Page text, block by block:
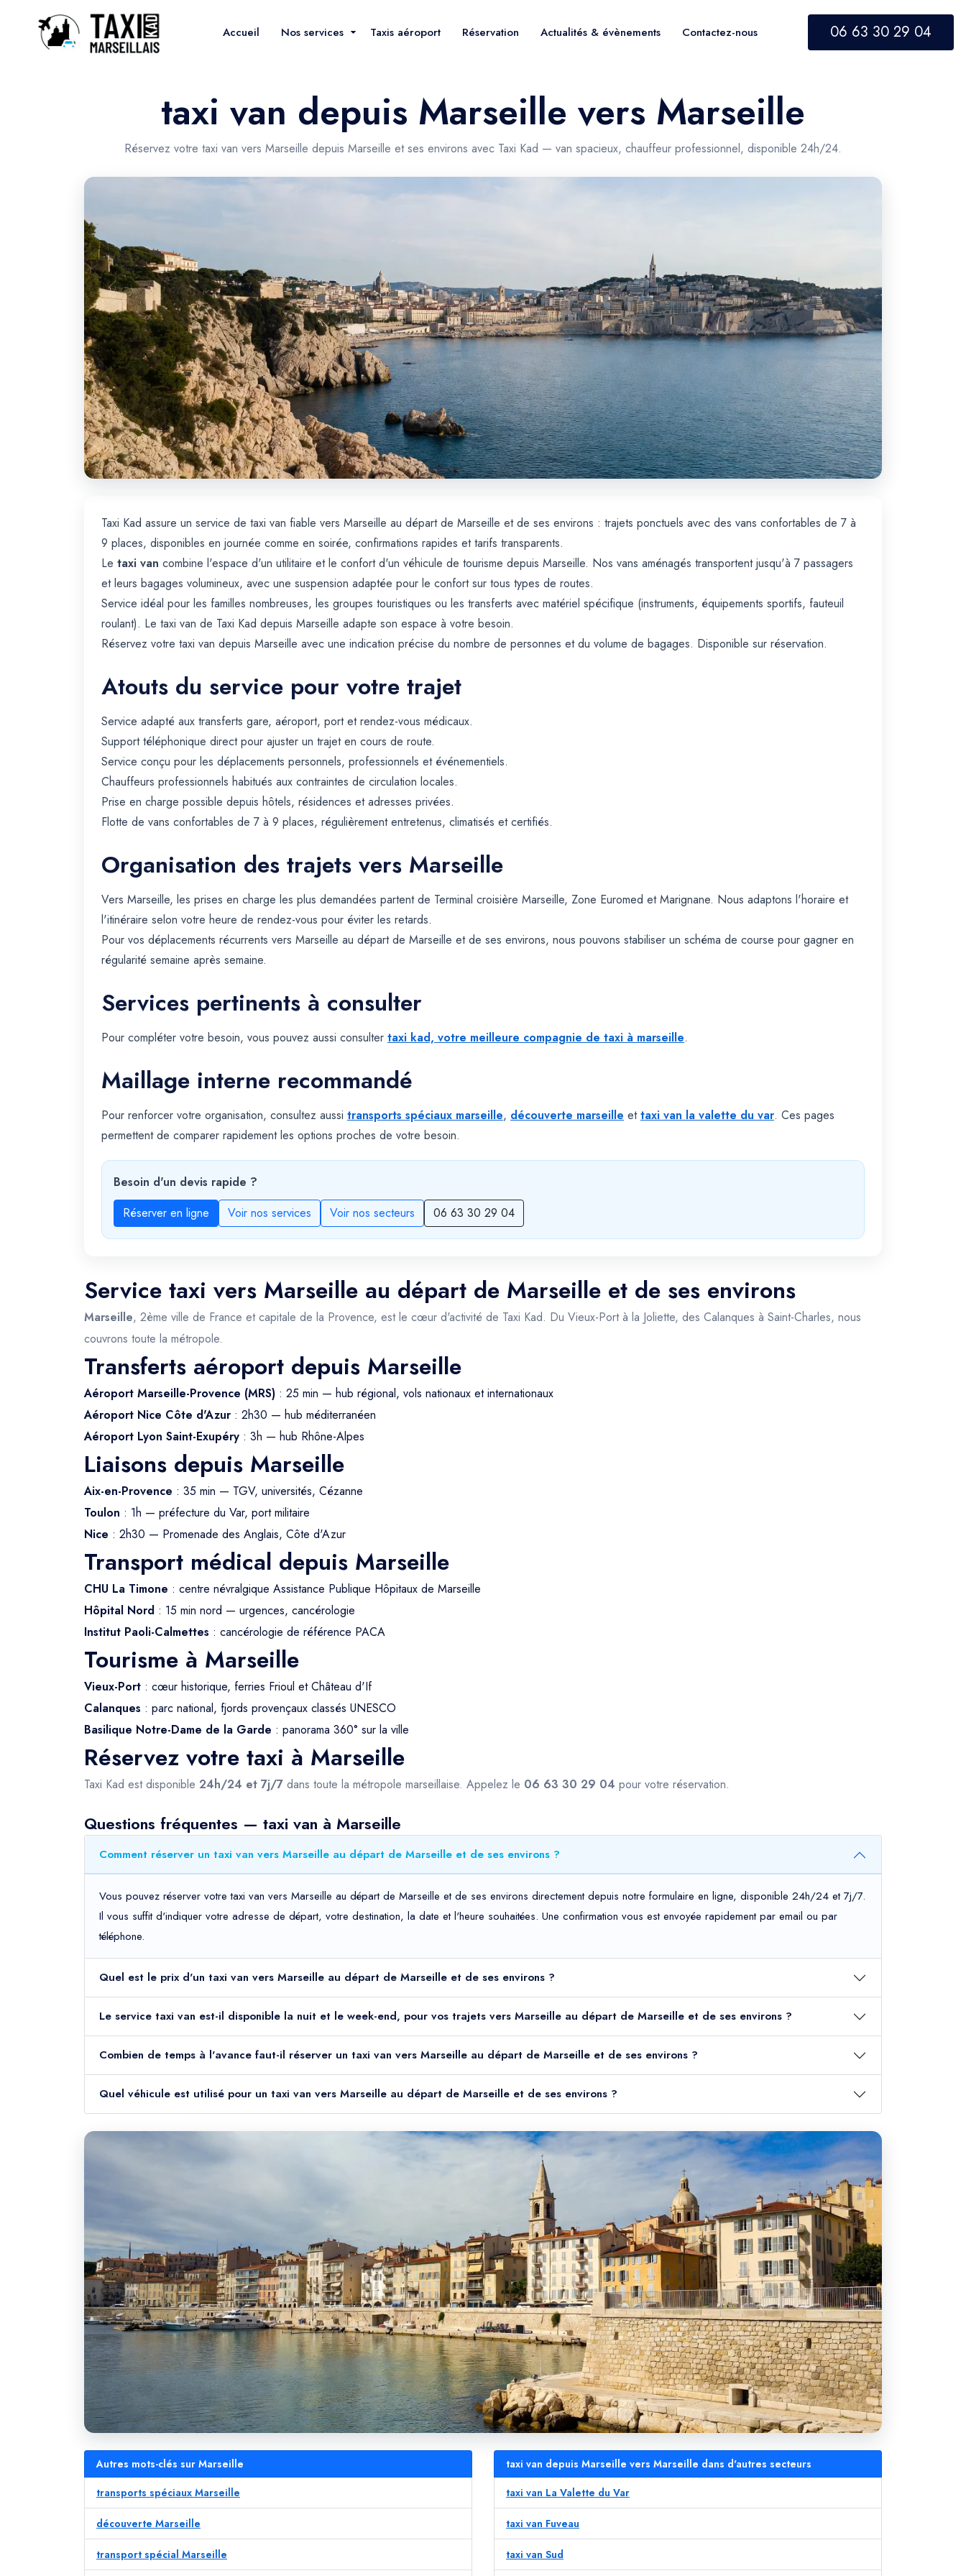
Accueil Nos services Taxis aéroport Réservation Actualités & évènements Contactez-nous 06 63 30 29 04
taxi van depuis Marseille vers Marseille
Réservez votre taxi van vers Marseille depuis Marseille et ses environs avec Taxi Kad — van spacieux, chauffeur professionnel, disponible 24h/24.
Taxi Kad assure un service de taxi van fiable vers Marseille au départ de Marseille et de ses environs : trajets ponctuels avec des vans confortables de 7 à
9 places, disponibles en journée comme en soirée, confirmations rapides et tarifs transparents.
Le taxi van combine l'espace d'un utilitaire et le confort d'un véhicule de tourisme depuis Marseille. Nos vans aménagés transportent jusqu'à 7 passagers
et leurs bagages volumineux, avec une suspension adaptée pour le confort sur tous types de routes.
Service idéal pour les familles nombreuses, les groupes touristiques ou les transferts avec matériel spécifique (instruments, équipements sportifs, fauteuil
roulant). Le taxi van de Taxi Kad depuis Marseille adapte son espace à votre besoin.
Réservez votre taxi van depuis Marseille avec une indication précise du nombre de personnes et du volume de bagages. Disponible sur réservation.
Atouts du service pour votre trajet
Service adapté aux transferts gare, aéroport, port et rendez-vous médicaux.
Support téléphonique direct pour ajuster un trajet en cours de route.
Service conçu pour les déplacements personnels, professionnels et événementiels.
Chauffeurs professionnels habitués aux contraintes de circulation locales.
Prise en charge possible depuis hôtels, résidences et adresses privées.
Flotte de vans confortables de 7 à 9 places, régulièrement entretenus, climatisés et certifiés.
Organisation des trajets vers Marseille
Vers Marseille, les prises en charge les plus demandées partent de Terminal croisière Marseille, Zone Euromed et Marignane. Nous adaptons l'horaire et
l'itinéraire selon votre heure de rendez-vous pour éviter les retards.
Pour vos déplacements récurrents vers Marseille au départ de Marseille et de ses environs, nous pouvons stabiliser un schéma de course pour gagner en
régularité semaine après semaine.
Services pertinents à consulter
Pour compléter votre besoin, vous pouvez aussi consulter taxi kad, votre meilleure compagnie de taxi à marseille.
Maillage interne recommandé
Pour renforcer votre organisation, consultez aussi transports spéciaux marseille, découverte marseille ettaxi van la valette du var. Ces pages
permettent de comparer rapidement les options proches de votre besoin.
Besoin d'un devis rapide ?
Réserver en ligne
Voir nos services Voir nos secteurs 06 63 30 29 04
Service taxi vers Marseille au départ de Marseille et de ses environs
Marseille, 2ème ville de France et capitale de la Provence, est le cœur d'activité de Taxi Kad. Du Vieux-Port à la Joliette, des Calanques à Saint-Charles, nous
couvrons toute la métropole.
Transferts aéroport depuis Marseille
Aéroport Marseille-Provence (MRS) : 25 min — hub régional, vols nationaux et internationaux
Aéroport Nice Côte d'Azur : 2h30 — hub méditerranéen
Aéroport Lyon Saint-Exupéry : 3h — hub Rhône-Alpes
Liaisons depuis Marseille
Aix-en-Provence : 35 min — TGV, universités, Cézanne
Toulon : 1h — préfecture du Var, port militaire
Nice : 2h30 — Promenade des Anglais, Côte d'Azur
Transport médical depuis Marseille
CHU La Timone : centre névralgique Assistance Publique Hôpitaux de Marseille
Hôpital Nord : 15 min nord — urgences, cancérologie
Institut Paoli-Calmettes : cancérologie de référence PACA
Tourisme à Marseille
Vieux-Port : cœur historique, ferries Frioul et Château d'If
Calanques : parc national, fjords provençaux classés UNESCO
Basilique Notre-Dame de la Garde : panorama 360° sur la ville
Réservez votre taxi à Marseille
Taxi Kad est disponible 24h/24 et 7j/7 dans toute la métropole marseillaise. Appelez le 06 63 30 29 04 pour votre réservation.
Questions fréquentes — taxi van à Marseille
Comment réserver un taxi van vers Marseille au départ de Marseille et de ses environs ?
Vous pouvez réserver votre taxi van vers Marseille au départ de Marseille et de ses environs directement depuis notre formulaire en ligne, disponible 24h/24 et 7j/7.
Il vous suffit d'indiquer votre adresse de départ, votre destination, la date et l'heure souhaitées. Une confirmation vous est envoyée rapidement par email ou par
téléphone.
Quel est le prix d'un taxi van vers Marseille au départ de Marseille et de ses environs ?
Le service taxi van est-il disponible la nuit et le week-end, pour vos trajets vers Marseille au départ de Marseille et de ses environs ?
Combien de temps à l'avance faut-il réserver un taxi van vers Marseille au départ de Marseille et de ses environs ?
Quel véhicule est utilisé pour un taxi van vers Marseille au départ de Marseille et de ses environs ?
Autres mots-clés sur Marseille
transports spéciaux Marseille
découverte Marseille
transport spécial Marseille
taxi van depuis Marseille vers Marseille dans d'autres secteurs
taxi van La Valette du Var
taxi van Fuveau
taxi van Sud